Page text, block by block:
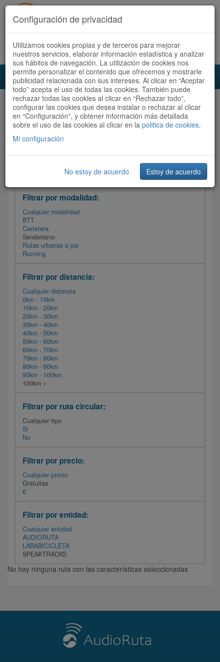
Acceder Registrate ahora Español | Català
Audioruta Todas las rutas
Todas las rutas Ordenar por:Más recientes
Filtrar las rutas
Filtrar por modalidad:
Cualquier modalidad
BTT
Carretera
Senderismo
Rutas urbanas a pie
Running
Filtrar por distancia:
Cualquier distancia
0km - 10km
10km - 20km
20km - 30km
30km - 40km
40km - 50km
50km - 60km
60km - 70km
70km - 80km
80km - 90km
90km - 100km
100km +
Filtrar por ruta circular:
Cualquier tipo
Si
No
Filtrar por precio:
Cualquier precio
Gratuitas
€
Filtrar por entidad:
Cualquier entidad
AUDIORUTA
LABABICICLETA
SPEAKTRACKS
No hay ninguna ruta con las características seleccionadas
Configuración de privacidad
Utilizamos cookies propias y de terceros para mejorar
nuestros servicios, elaborar información estadística y analizar
sus hábitos de navegación. La utilización de cookies nos
permite personalizar el contenido que ofrecemos y mostrarle
publicidad relacionada con sus intereses. Al clicar en “Aceptar
todo” acepta el uso de todas las cookies. También puede
rechazar todas las cookies al clicar en “Rechazar todo”,
configurar las cookies que desea instalar o rechazar al clicar
en “Configuración”, y obtener información más detallada
sobre el uso de las cookies al clicar en la politica de cookies.
Mi configuración
No estoy de acuerdo Estoy de acuerdo